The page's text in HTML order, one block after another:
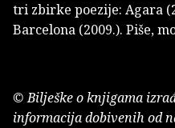
tri zbirke poezije: Agara
Barcelona (2009.). Piše,
© Bilješke o knjigama
informacija dobivenih od